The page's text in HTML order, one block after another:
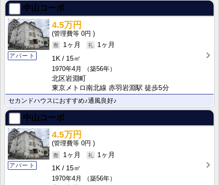
中山コーポ
アパート
4.5万円
0円
1ヶ月
1ヶ月
1K
15㎡
1970年4月
（築56年）
北区岩淵町
東京メトロ南北線 赤羽岩淵駅 徒歩5分
セカンドハウスにおすすめ♪通風良好♪
中山コーポ
アパート
4.5万円
0円
1ヶ月
1ヶ月
1K
15㎡
1970年4月
（築56年）